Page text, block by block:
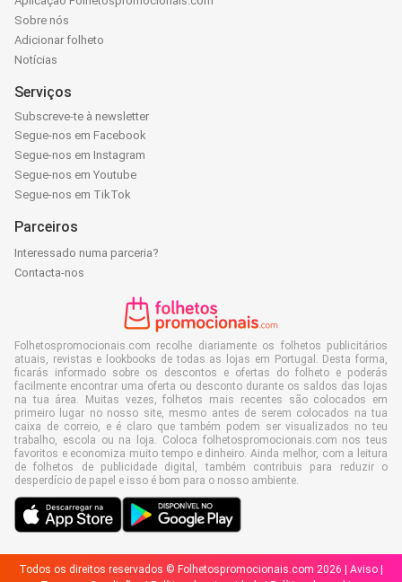
Sobre nós
Adicionar folheto
Notícias
Serviços
Subscreve-te à newsletter
Segue-nos em Facebook
Segue-nos em Instagram
Segue-nos em Youtube
Segue-nos em TikTok
Parceiros
Interessado numa parceria?
Contacta-nos
Folhetospromocionais.com recolhe diariamente os folhetos publicitários
atuais, revistas e lookbooks de todas as lojas em Portugal. Desta forma,
ficarás informado sobre os descontos e ofertas do folheto e poderás
facilmente encontrar uma oferta ou desconto durante os saldos das lojas
na tua área. Muitas vezes, folhetos mais recentes são colocados em
primeiro lugar no nosso site, mesmo antes de serem colocados na tua
caixa de correio, e é claro que também podem ser visualizados no teu
trabalho, escola ou na loja. Coloca folhetospromocionais.com nos teus
favoritos e economiza muito tempo e dinheiro. Ainda melhor, com a leitura
de folhetos de publicidade digital, também contribuis para reduzir o
desperdício de papel e isso é bom para o nosso ambiente.
Todos os direitos reservados © Folhetospromocionais.com 2026 | Aviso